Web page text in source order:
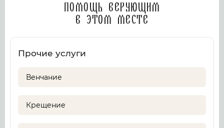
Помощь верующим
в этом месте
Прочие услуги
Венчание
Крещение